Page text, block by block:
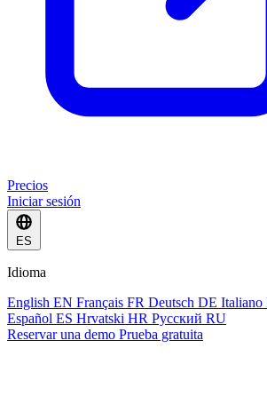
Precios
Iniciar sesión
ES
Idioma
English EN Français FR Deutsch DE Italiano
Español ES Hrvatski HR Русский RU
Reservar una demo Prueba gratuita